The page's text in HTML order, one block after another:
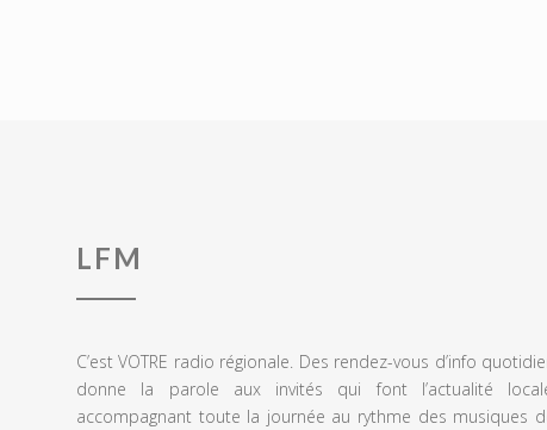
LFM
C’est VOTRE radio régionale. Des rendez-vous d’info
donne la parole aux invités qui font l’actualité
accompagnant toute la journée au rythme des musiques